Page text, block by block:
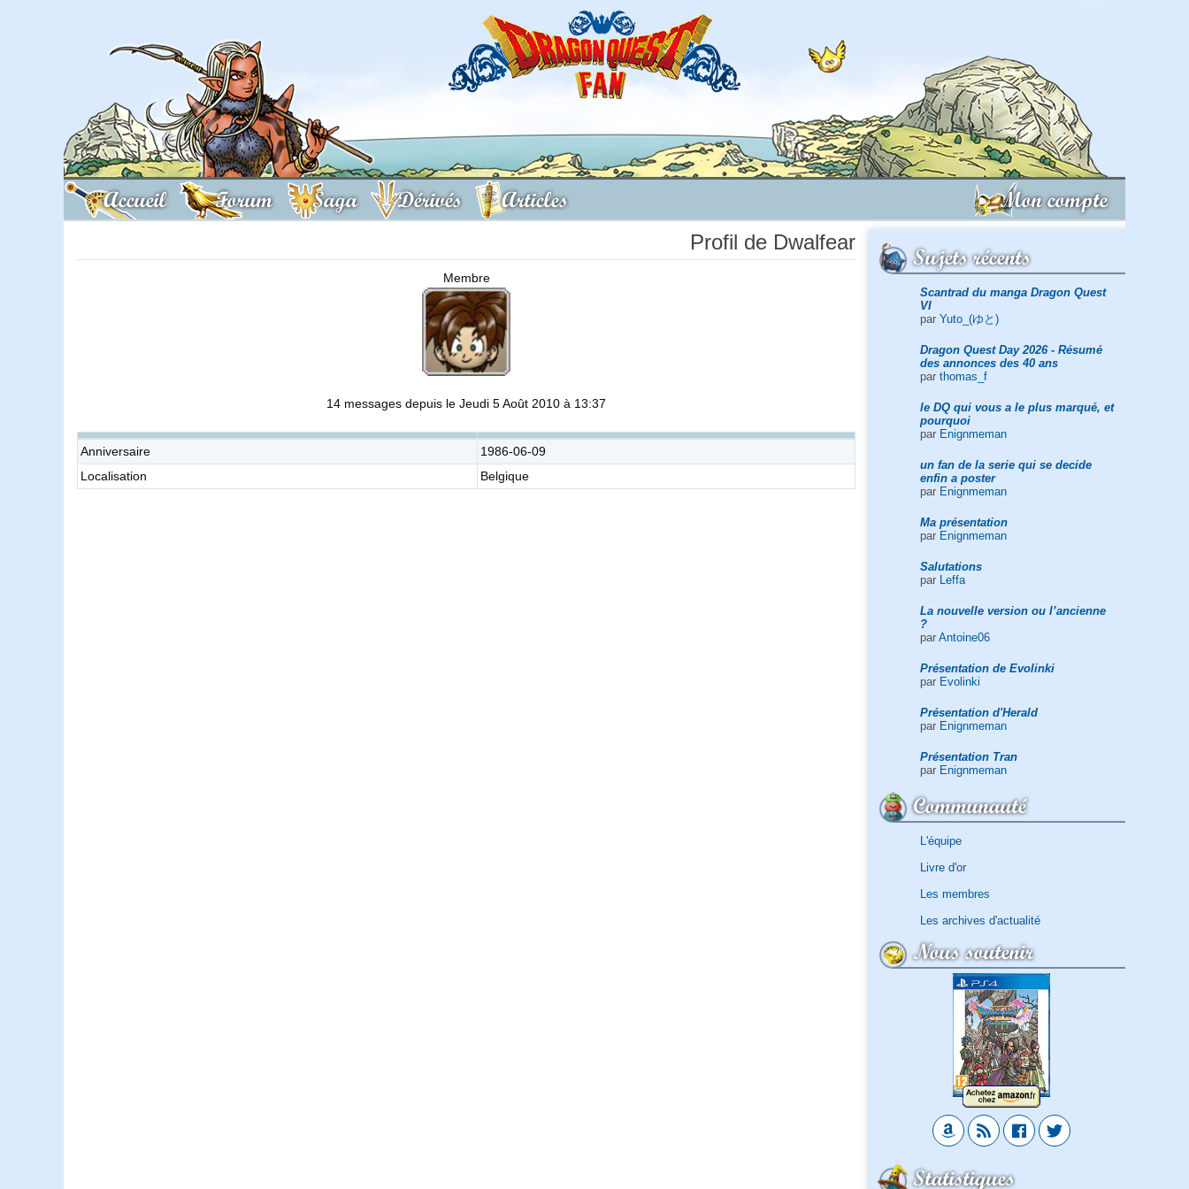
Accueil Forum Saga Dérivés Articles Mon compte
Sujets récents
Scantrad du manga Dragon Quest
VI
par Yuto_(ゆと)
Dragon Quest Day 2026 - Résumé
des annonces des 40 ans
par thomas_f
le DQ qui vous a le plus marqué, et
pourquoi
par Enignmeman
un fan de la serie qui se decide
enfin a poster
par Enignmeman
Ma présentation
par Enignmeman
Salutations
par
Leffa
La nouvelle version ou l’ancienne
?
par Antoine06
Présentation de Evolinki
par Evolinki
Présentation d'Herald
par Enignmeman
Présentation Tran
par Enignmeman
Communauté
L'équipe
Livre d'or
Les membres
Les archives d'actualité
Nous soutenir
Statistiques
Profil de Dwalfear
Membre
14 messages depuis le Jeudi 5 Août 2010 à 13:37
Anniversaire
1986-06-09
Localisation
Belgique